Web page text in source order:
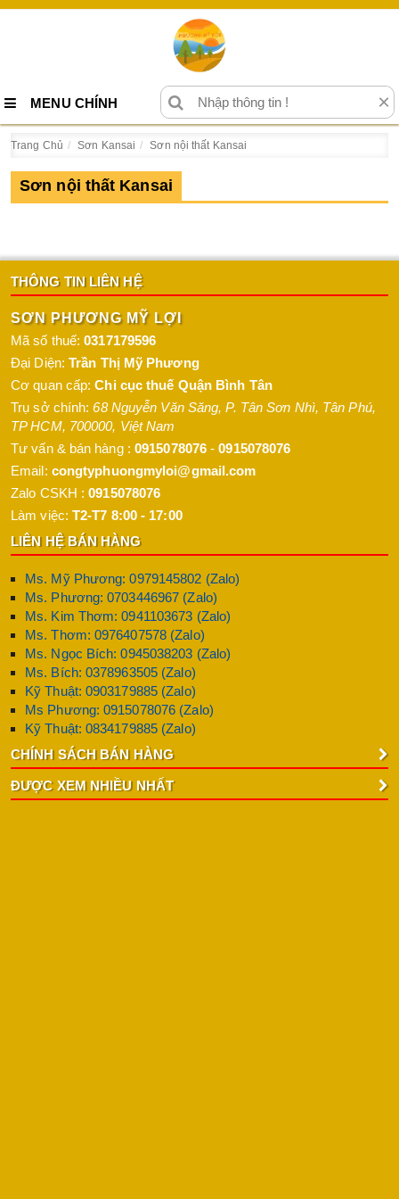
MENU CHÍNH ×
Trang Chủ Sơn Kansai Sơn nội thất Kansai
Sơn nội thất Kansai
THÔNG TIN LIÊN HỆ
SƠN PHƯƠNG MỸ LỢI
Mã số thuế:0317179596
Đại Diện: Trần Thị Mỹ Phương
Cơ quan cấp:Chi cục thuế Quận Bình Tân
Trụ sở chính:68 Nguyễn Văn Săng, P. Tân Sơn Nhì, Tân Phú,
TP HCM, 700000, Việt Nam
Tư vấn & bán hàng : 0915078076 -0915078076
Email: congtyphuongmyloi@gmail.com
Zalo CSKH :0915078076
Làm việc: T2-T7 8:00 - 17:00
LIÊN HỆ BÁN HÀNG
Ms. Mỹ Phương: 0979145802 (Zalo)
Ms. Phương: 0703446967 (Zalo)
Ms. Kim Thơm: 0941103673 (Zalo)
Ms. Thơm: 0976407578 (Zalo)
Ms. Ngọc Bích: 0945038203 (Zalo)
Ms. Bích: 0378963505 (Zalo)
Kỹ Thuật: 0903179885 (Zalo)
Ms Phương: 0915078076 (Zalo)
Kỹ Thuật: 0834179885 (Zalo)
CHÍNH SÁCH BÁN HÀNG
ĐƯỢC XEM NHIỀU NHẤT